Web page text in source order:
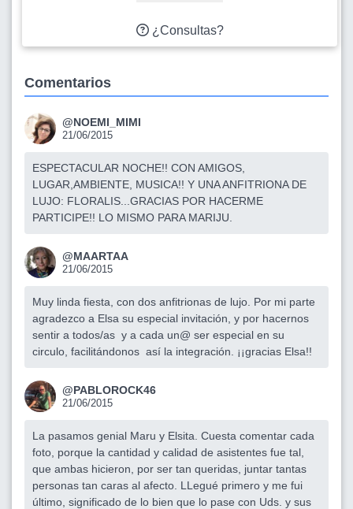
¿Consultas?
Comentarios
@NOEMI_MIMI
21/06/2015
ESPECTACULAR NOCHE!! CON AMIGOS,
LUGAR,AMBIENTE, MUSICA!! Y UNA ANFITRIONA DE
LUJO: FLORALIS...GRACIAS POR HACERME
PARTICIPE!! LO MISMO PARA MARIJU.
@MAARTAA
21/06/2015
Muy linda fiesta, con dos anfitrionas de lujo. Por mi parte
agradezco a Elsa su especial invitación, y por hacernos
sentir a todos/as y a cada un@ ser especial en su
circulo, facilitándonos así la integración. ¡¡gracias Elsa!!
@PABLOROCK46
21/06/2015
La pasamos genial Maru y Elsita. Cuesta comentar cada
foto, porque la cantidad y calidad de asistentes fue tal,
que ambas hicieron, por ser tan queridas, juntar tantas
personas tan caras al afecto. LLegué primero y me fui
último, significado de lo bien que lo pase con Uds. y sus